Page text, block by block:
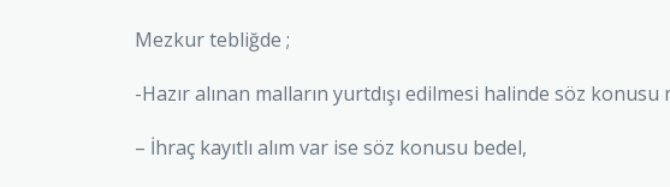
Mezkur tebliğde ;
-Hazır alınan malların yurtdışı edilmesi halinde söz
– İhraç kayıtlı alım var ise söz konusu bedel,